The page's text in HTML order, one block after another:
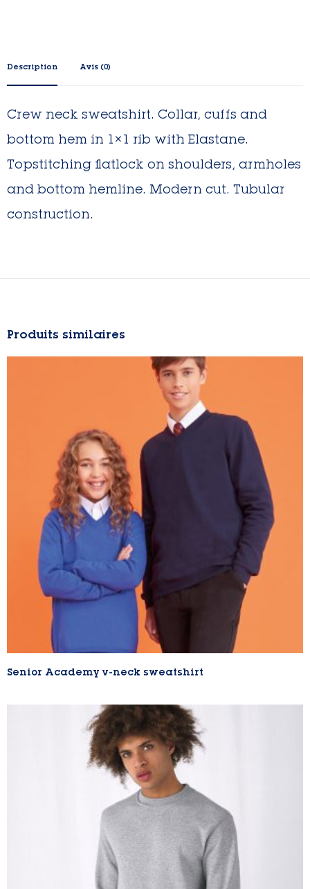
Description Avis (0)
Crew neck sweatshirt. Collar, cuffs and
bottom hem in 1×1 rib with Elastane.
Topstitching flatlock on shoulders, armholes
and bottom hemline. Modern cut. Tubular
construction.
Produits similaires
Senior Academy v-neck sweatshirt